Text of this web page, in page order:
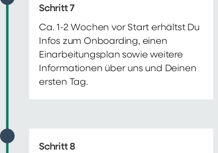
Schritt 7
Ca. 1-2 Wochen vor Start erhältst Du
Infos zum Onboarding, einen
Einarbeitungsplan sowie weitere
Informationen über uns und Deinen
ersten Tag.
Schritt 8